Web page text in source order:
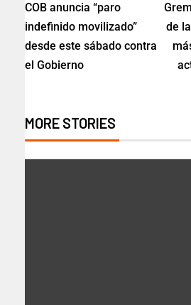
COB anuncia “paro
indefinido movilizado”
desde este sábado contra
el Gobierno
de
MORE STORIES